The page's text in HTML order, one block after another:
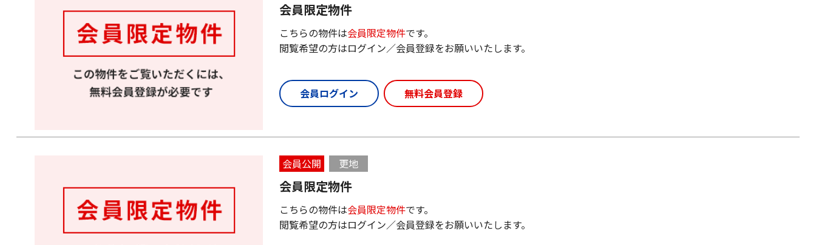
会員限定物件
こちらの物件は会員限定物件です。
閲覧希望の方はログイン／会員登録をお願いいたします。
会員ログイン 無料会員登録
会員公開 更地
会員限定物件
こちらの物件は会員限定物件です。
閲覧希望の方はログイン／会員登録をお願いいたします。